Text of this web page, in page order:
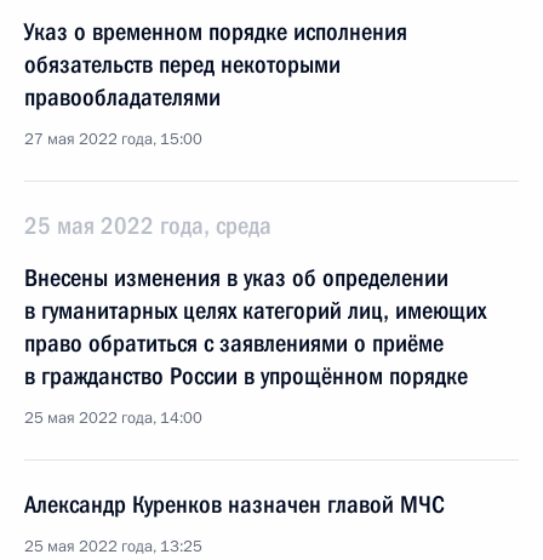
Указ о временном порядке исполнения
обязательств перед некоторыми
правообладателями
27 мая 2022 года, 15:00
25 мая 2022 года, среда
Внесены изменения в указ об определении
в гуманитарных целях категорий лиц, имеющих
право обратиться с заявлениями о приёме
в гражданство России в упрощённом порядке
25 мая 2022 года, 14:00
Александр Куренков назначен главой МЧС
25 мая 2022 года, 13:25